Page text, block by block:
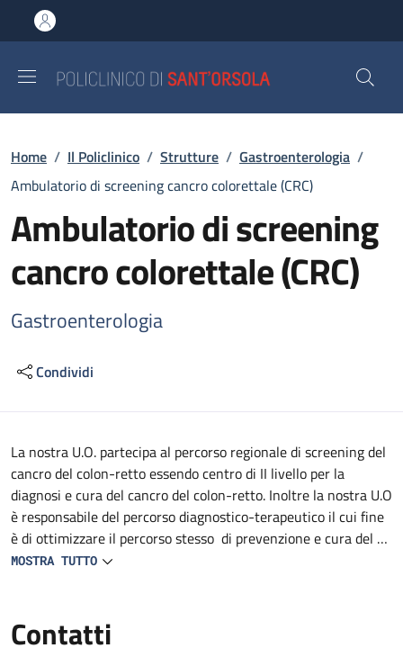
al contenuto principale
to footer content
Briciole di pane
Home / Il Policlinico / Strutture / Gastroenterologia /
Ambulatorio di screening cancro colorettale (CRC)
Ambulatorio di screening
cancro colorettale (CRC)
Gastroenterologia
Condividi
Descrizione
La nostra U.O. partecipa al percorso regionale di screening del
cancro del colon-retto essendo centro di II livello per la
diagnosi e cura del cancro del colon-retto. Inoltre la nostra U.O
è responsabile del percorso diagnostico-terapeutico il cui fine
è di ottimizzare il percorso stesso di prevenzione e cura del
paziente a rischio (inclusi i pazienti con diagnosi di sindrome
continuità assistenziale.
MOSTRA TUTTO
Contatti